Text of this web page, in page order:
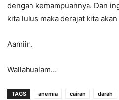
dengan kemampuannya. Dan
kita lulus maka derajat kita
Aamiin.
Wallahualam…
TAGS anemia cairan darah